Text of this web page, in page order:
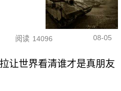
阅读 14096 08-05
让世界看清谁才是真朋友